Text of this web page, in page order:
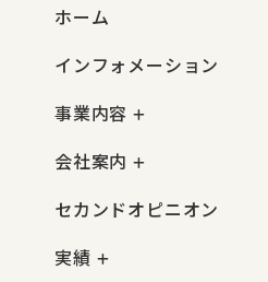
ホーム
インフォメーション
事業内容
会社案内
セカンドオピニオン
実績